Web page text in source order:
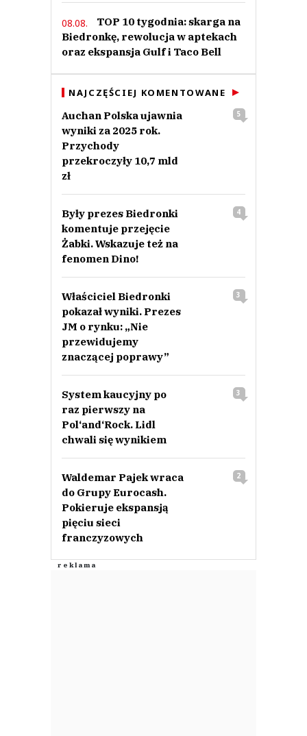
08.08.
TOP 10 tygodnia: skarga na
Biedronkę, rewolucja w aptekach
oraz ekspansja Gulf i Taco Bell
NAJCZĘŚCIEJ KOMENTOWANE
Auchan Polska ujawnia
wyniki za 2025 rok.
Przychody
przekroczyły 10,7 mld
zł
5
Były prezes Biedronki
komentuje przejęcie
Żabki. Wskazuje też na
fenomen Dino!
4
Właściciel Biedronki
pokazał wyniki. Prezes
JM o rynku: „Nie
przewidujemy
znaczącej poprawy”
3
System kaucyjny po
raz pierwszy na
Pol‘and‘Rock. Lidl
chwali się wynikiem
3
Waldemar Pajek wraca
do Grupy Eurocash.
Pokieruje ekspansją
pięciu sieci
franczyzowych
2